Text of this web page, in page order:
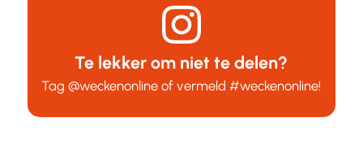
Te lekker om niet te delen?
Tag@weckenonline of vermeld#weckenonline!